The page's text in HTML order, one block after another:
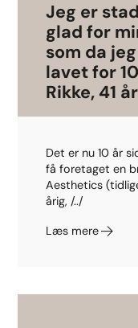
Jeg er
glad for
som da
lavet for
Rikke, 41 år
Det er nu 10 år
få foretaget en
Aesthetics
årig, /../
Læs mere